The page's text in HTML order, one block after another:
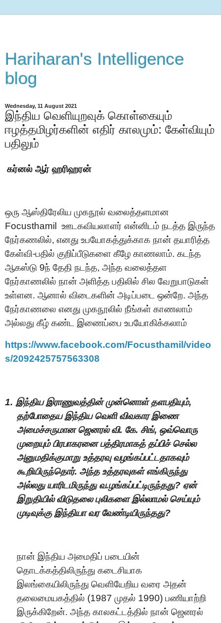
Hariharan's Intelligence
blog
Wednesday, 11 August 2021
இந்திய வெளியுறவுக் கொள்கையும்
ஈழத்தமிழர்களின் எதிர் காலமும்: கேள்வியும்
பதிலும்
கர்னல் ஆர் ஹரிஹரன்
ஒரு ஆஸ்திரேலிய முகநூல் வலைத்தளமான
Focusthamil
ஊடகவியலாளர் என்னிடம் நடத்த இருந்த
நேர்கணலில், எனது உபயோகத்துக்காக நான் தயாரித்த
கேள்வி-பதில் குறிப்பீடுகளை கீழே காணலாம். கடந்த
ஆகஸ்டு 9ந் தேதி நடந்த, அந்த வலைத்தள
நேர்காணலில் நான் அளித்த பதிலில் சில வேறுபாடுகள்
உள்ளன. ஆனால் விடைகளின் அடிப்படை ஒன்றே. அந்த
நேர்காணலை எனது முகநூலில் நீங்கள் காணலாம்
அல்லது கீழ் கண்ட இணைப்பை உபயோகிக்கலாம்
https://www.facebook.com/Focusthamil/video
s/2092425757563308
1. இந்திய இராணுவத்தின் முன்னொள் தளபதியும்,
தற்போதைய இந்திய வெளிவிவகாரஇணை
அமைச்சருமானஜெனரல்வி. கே. சிங், ஒவ்வொரு
முறையும் பிரபாகரனைபத்திரமாகத் தப்பிச்செல்ல
அனுமதிக்குமாறு உத்தரவுவழங்கப்பட்டதாகவும்
கூறியிருந்தொர். அந்த உத்தரவுகள் எங்கிருந்து
அல்லதுயாரிடமிருந்துவ.ழங்கப்பட்டிருந்தது? ஏன்
இறுதியில்விடுதலைபுலிகளைஇல்லாமல்செய்யும்
முடிவுக்கு இந்தியா வர வேண்டியிருந்தது?
நான் இந்திய அமைதிப் படையின்
தொடக்கத்திலிருந்து கடைசியாக
இலங்கையிலிருந்து வெளியேறிய வரை அதன்
தலைமையகத்தில் (1987 முதல் 1990) பணியாற்றி
இருக்கிறேன். அந்த காலகட்டத்தில் நான் ஜெனரல்